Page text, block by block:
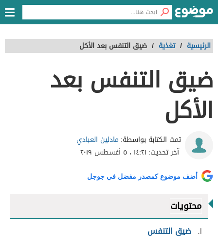
الرئيسية / تغذية / ضيق التنفس بعد الأكل
ضيق التنفس بعد
الأكل
تمت الكتابة بواسطة: مادلين العبادي
آخر تحديث: ١٤:٢١ ، ٥ أغسطس ٢٠١٩
أضف موضوع كمصدر مفضل في جوجل
محتويات
١
ضيق التنفس